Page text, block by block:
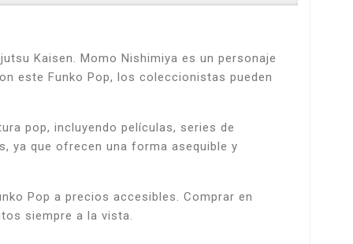
Kaisen. Momo Nishimiya es un personaje
este Funko Pop, los coleccionistas pueden
pop, incluyendo películas, series de
ya que ofrecen una forma asequible y
Pop a precios accesibles. Comprar en
siempre a la vista.